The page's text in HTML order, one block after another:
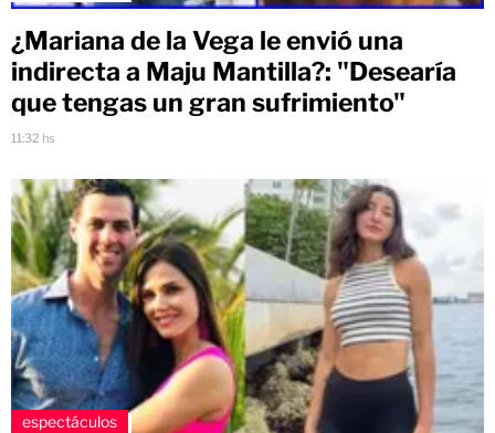
¿Mariana de la Vega le envió una
indirecta a Maju Mantilla?: "Desearía
que tengas un gran sufrimiento"
11:32 hs
espectáculos